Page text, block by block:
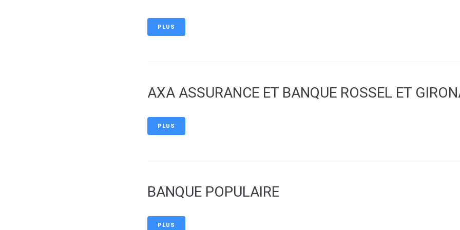
PLUS
AXA ASSURANCE ET BANQUE ROSSEL ET
PLUS
BANQUE POPULAIRE
PLUS